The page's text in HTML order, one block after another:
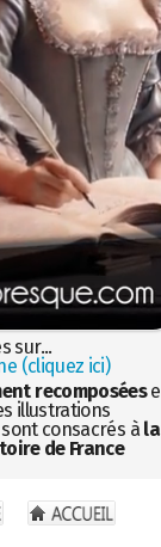
sur...
(cliquez ici)
recomposées
illustrations
consacrés à la
de France